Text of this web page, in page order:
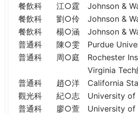
餐飲科
江○霆
Johnson &
餐飲科
劉○伶
Johnson &
餐飲科
楊○涵
Johnson &
普通科
陳○雯
Purdue
普通科
周○庭
Rochester
Virginia Tech
普通科
趙○洋
California
觀光科
紀○志
University of
普通科
廖○萱 University of